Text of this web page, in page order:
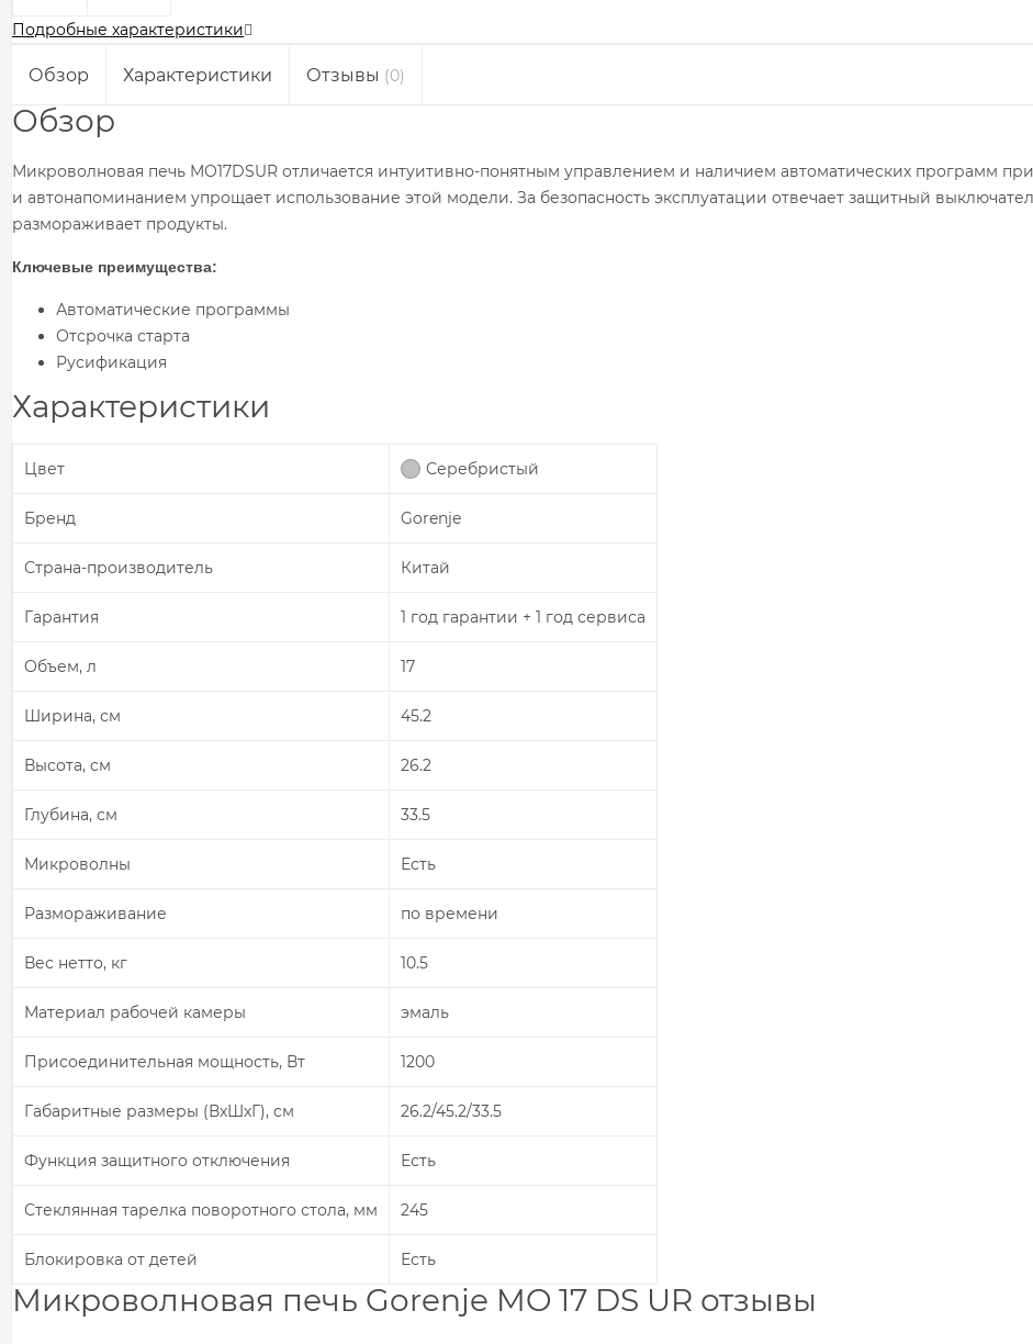
Подробные характеристики
Обзор Характеристики Отзывы (0)
Обзор
Микроволновая печь MO17DSUR отличается интуитивно-понятным управлением и наличием автоматических программ
и автонапоминанием упрощает использование этой модели. За безопасность эксплуатации отвечает защитный
размораживает продукты.
Ключевые преимущества:
Автоматические программы
Отсрочка старта
Русификация
Характеристики
Цвет Серебристый
Бренд Gorenje
Страна-производитель Китай
Гарантия 1 год гарантии + 1 год сервиса
Объем, л 17
Ширина, см 45.2
Высота, см 26.2
Глубина, см 33.5
Микроволны Есть
Размораживание по времени
Вес нетто, кг 10.5
Материал рабочей камеры эмаль
Присоединительная мощность, Вт 1200
Габаритные размеры (ВxШxГ), см 26.2/45.2/33.5
Функция защитного отключения Есть
Стеклянная тарелка поворотного стола, мм 245
Блокировка от детей Есть
Микроволновая печь Gorenje MO 17 DS UR отзывы